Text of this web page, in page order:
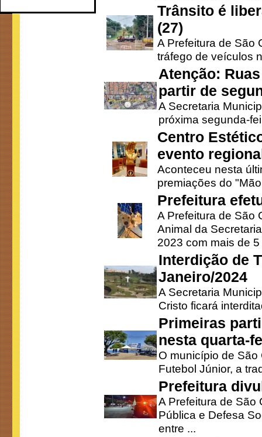
Trânsito é
(27)
A Prefeitura de São
tráfego de veículos
Atenção:
partir de
A Secretaria
próxima segunda-
Centro
evento
Aconteceu nesta
premiações do
Prefeitura
A Prefeitura de São
Animal da
2023 com mais de 5
Interdição de
Janeiro/2024
A Secretaria
Cristo ficará
Primeiras
nesta quarta-
O município de
Futebol Júnior, a
Prefeitura
A Prefeitura de São
Pública e Defesa
entre ...